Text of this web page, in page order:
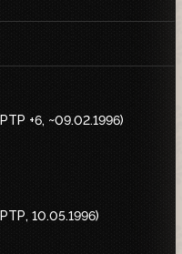
+6, ~09.02.1996)
10.05.1996)